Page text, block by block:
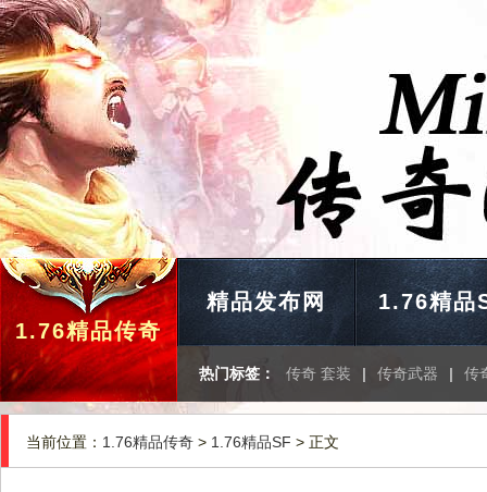
1.76精品传奇
精品发布网 1.76精品
热门标签： 传奇 套装 | 传奇武器 | 传
当前位置： 1.76精品传奇 > 1.76精品SF > 正文